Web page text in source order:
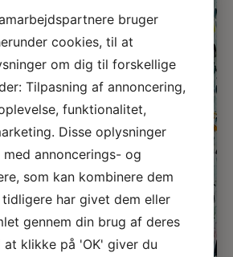
→
bruger
cookies, til at
om dig til forskellige
Tilpasning af annoncering,
funktionalitet,
Disse oplysninger
annoncerings- og
som kan kombinere dem
har givet dem eller
gennem din brug af deres
at klikke på 'OK' giver du